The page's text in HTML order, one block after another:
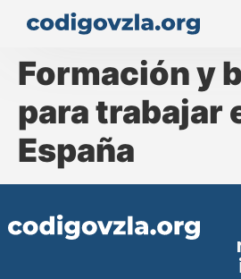
Formación y
para trabajar
España